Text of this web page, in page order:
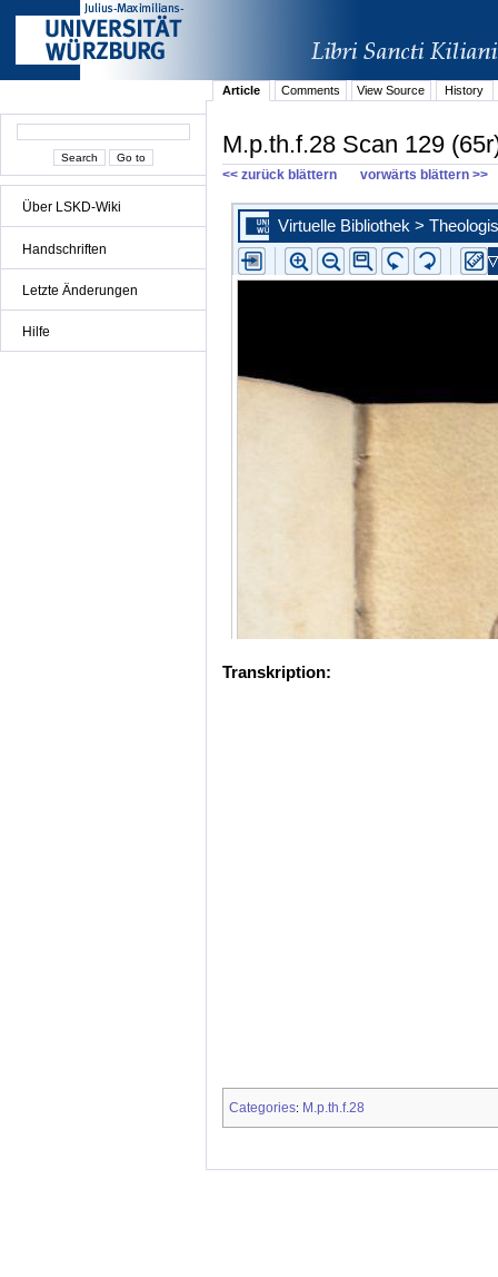
Über LSKD-Wiki
Handschriften
Letzte Änderungen
Hilfe
Article Comments View Source History
M.p.th.f.28 Scan 129
<< zurück blättern vorwärts blättern >>
Transkription:
Categories: M.p.th.f.28